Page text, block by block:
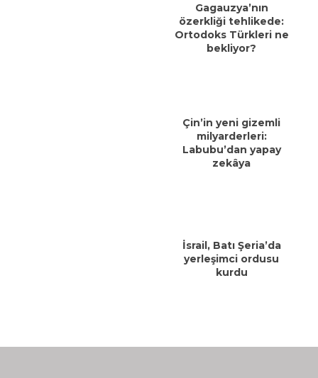
Gagauzya’nın
özerkliği tehlikede:
Ortodoks Türkleri ne
bekliyor?
Çin’in yeni gizemli
milyarderleri:
Labubu’dan yapay
zekâya
İsrail, Batı Şeria’da
yerleşimci ordusu
kurdu